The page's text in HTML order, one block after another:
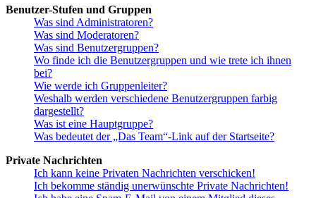
Benutzer-Stufen und Gruppen
Was sind Administratoren?
Was sind Moderatoren?
Was sind Benutzergruppen?
Wo finde ich die Benutzergruppen und wie trete ich ihnen
bei?
Wie werde ich Gruppenleiter?
Weshalb werden verschiedene Benutzergruppen farbig
dargestellt?
Was ist eine Hauptgruppe?
Was bedeutet der „Das Team“-Link auf der Startseite?
Private Nachrichten
Ich kann keine Privaten Nachrichten verschicken!
Ich bekomme ständig unerwünschte Private Nachrichten!